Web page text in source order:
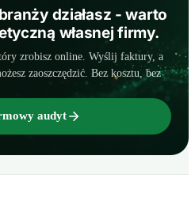
działasz - warto
własnej firmy.
zrobisz online. Wyślij faktury, a
zaoszczędzić. Bez kosztu, bez
audyt
000